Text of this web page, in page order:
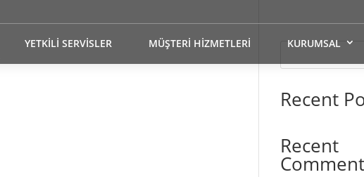
YETKİLİ SERVİSLER MÜŞTERİ HİZMETLERİ KURUMSAL
Recent
Recent